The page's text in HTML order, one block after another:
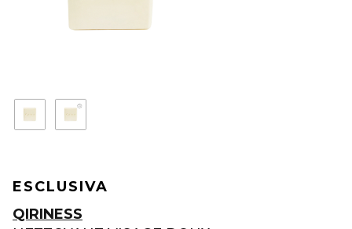
ESCLUSIVA
QIRINESS